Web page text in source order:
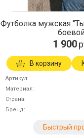
Футболка мужская
1 900
В корзину
Артикул
Материал
Страна
Бренд
Быстрый